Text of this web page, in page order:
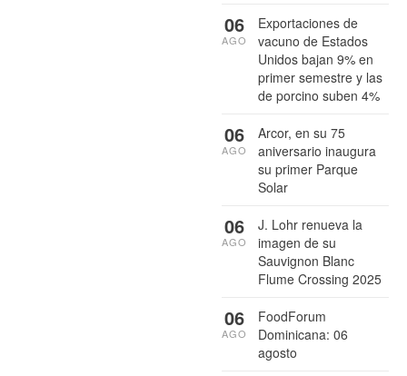
Exportaciones de
vacuno de Estados
Unidos bajan 9% en
primer semestre y las
de porcino suben 4%
06
AGO
Arcor, en su 75
aniversario inaugura
su primer Parque
Solar
06
AGO
J. Lohr renueva la
imagen de su
Sauvignon Blanc
Flume Crossing 2025
06
AGO
FoodForum
Dominicana: 06
agosto
06
AGO